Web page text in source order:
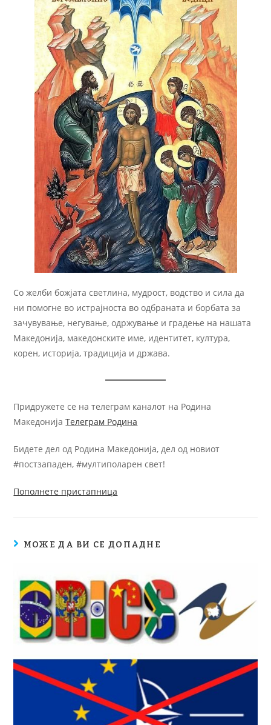
Со желби божјата светлина, мудрост, водство и сила да
ни помогне во истрајноста во одбраната и борбата за
зачувување, негување, одржување и градење на нашата
Македонија, македонските име, идентитет, култура,
корен, историја, традиција и држава.
Придружете се на телеграм каналот на Родина
МакедонијаТелеграм Родина
Бидете дел од Родина Македонија, дел од новиот
#постзападен, #мултиполарен свет!
Пополнете пристапница
МОЖЕ ДА ВИ СЕ ДОПАДНЕ